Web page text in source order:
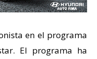
en el programa
El programa ha